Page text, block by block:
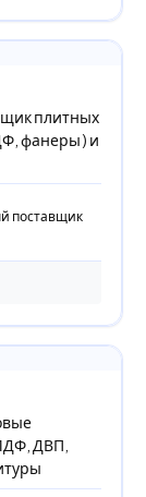
плитных
фанеры ) и
поставщик
ДВП,